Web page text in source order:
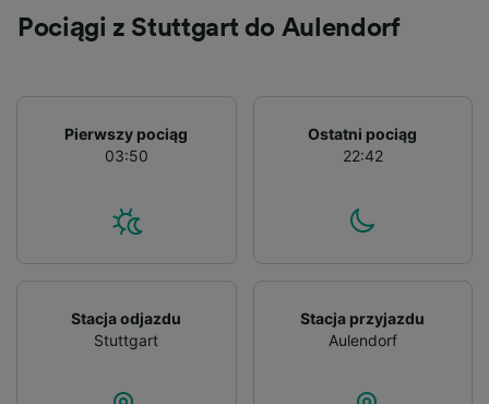
Pociągi z Stuttgart do Aulendorf
Pierwszy pociąg
03:50
Ostatni pociąg
22:42
Stacja odjazdu
Stuttgart
Stacja przyjazdu
Aulendorf
List of Partners